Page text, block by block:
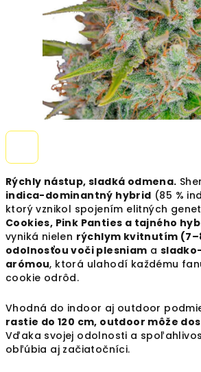
Rýchly nástup, sladká odmena.
indica-dominantný hybrid (85 %
ktorý vznikol spojením elitných
Cookies, Pink Panties a tajného
vyniká nielen rýchlym kvitnutím
odolnosťou voči plesniam a
arómou, ktorá ulahodí každému
cookie odrôd.
Vhodná do indoor aj outdoor
rastie do 120 cm, outdoor môže
Vďaka svojej odolnosti a
obľúbia aj začiatočníci.